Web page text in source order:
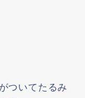
ついてたるみ